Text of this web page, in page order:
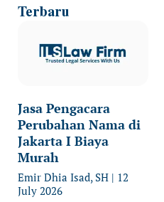
Terbaru
Jasa Pengacara
Perubahan Nama di
Jakarta I Biaya
Murah
Emir Dhia Isad, SH
12
July 2026